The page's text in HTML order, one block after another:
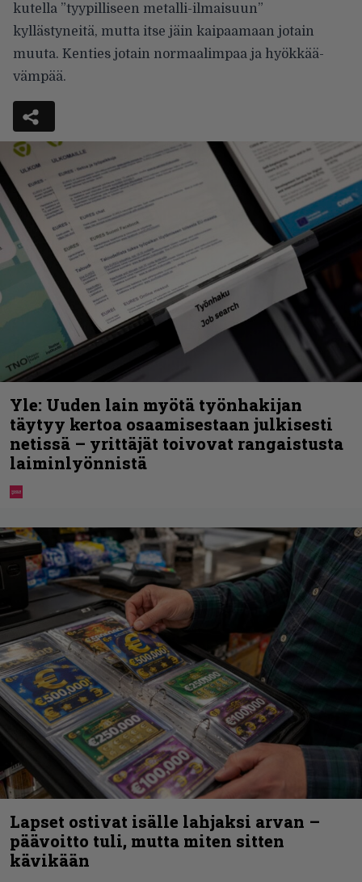
kutella ”tyypilliseen metalli-ilmai­suun”
kyllästyneitä, mutta itse jäin kaipaamaan jotain
muuta. Kenties jotain normaalimpaa ja hyökkää­
vämpää.
Yle: Uuden lain myötä työnhakijan
täytyy kertoa osaamisestaan julkisesti
netissä – yrittäjät toivovat rangaistusta
laiminlyönnistä
Lapset ostivat isälle lahjaksi arvan –
päävoitto tuli, mutta miten sitten
kävikään